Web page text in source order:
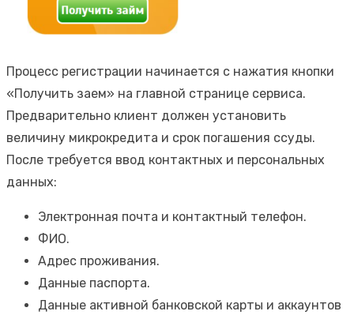
Процесс регистрации начинается с нажатия кнопки
«Получить заем» на главной странице сервиса.
Предварительно клиент должен установить
величину микрокредита и срок погашения ссуды.
После требуется ввод контактных и персональных
данных:
Электронная почта и контактный телефон.
ФИО.
Адрес проживания.
Данные паспорта.
Данные активной банковской карты и аккаунтов